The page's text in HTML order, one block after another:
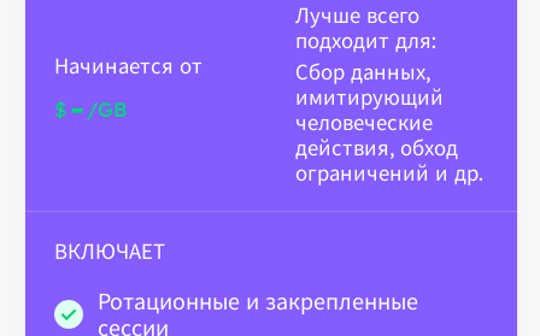
Начинается от
$- /GB
Лучше всего
подходит для:
Сбор данных,
имитирующий
человеческие
действия, обход
ограничений и др.
ВКЛЮЧАЕТ
Ротационные и закрепленные
сессии